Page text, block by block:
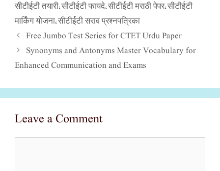
सीटीईटी तयारी, सीटीईटी फायदे, सीटीईटी मराठी पेपर, सीटीईटी
मार्किंग योजना, सीटीईटी सराव प्रश्नपत्रिका
Free Jumbo Test Series for CTET Urdu Paper
Synonyms and Antonyms Master Vocabulary for
Enhanced Communication and Exams
Leave a Comment